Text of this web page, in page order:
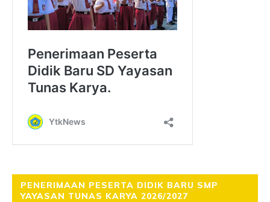
PENERIMAAN PESERTA DIDIK BARU SMP
YAYASAN TUNAS KARYA 2026/2027